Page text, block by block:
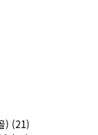
) (21)